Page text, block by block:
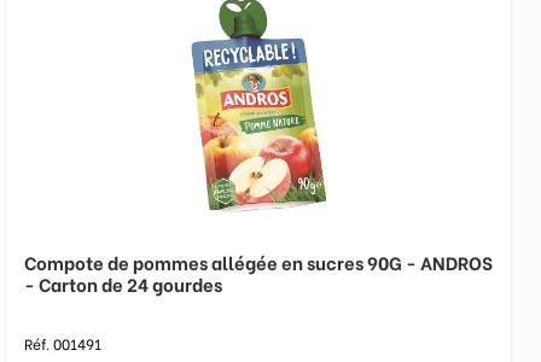
Compote de pommes allégée en sucres 90G - ANDROS
- Carton de 24 gourdes
Réf. 001491